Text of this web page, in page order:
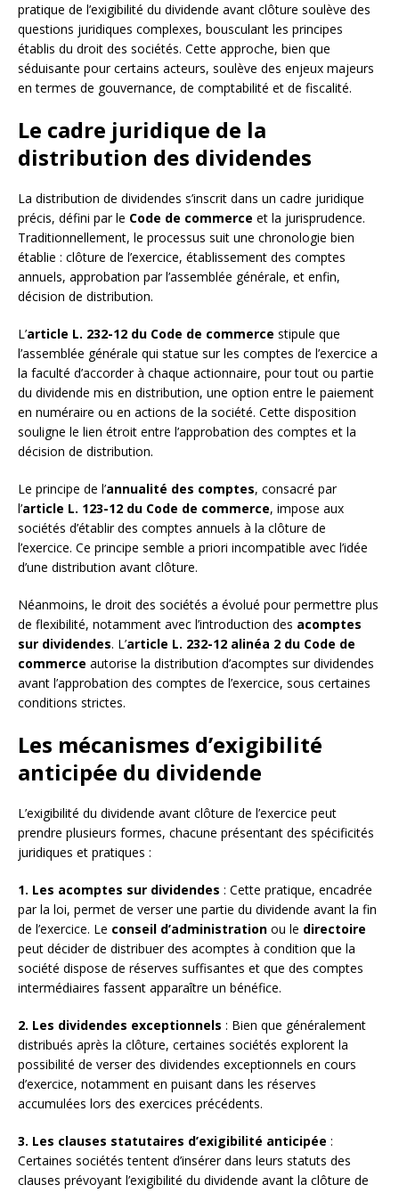
pratique de l’exigibilité du dividende avant clôture soulève des
questions juridiques complexes, bousculant les principes
établis du droit des sociétés. Cette approche, bien que
séduisante pour certains acteurs, soulève des enjeux majeurs
en termes de gouvernance, de comptabilité et de fiscalité.
Le cadre juridique de la
distribution des dividendes
La distribution de dividendes s’inscrit dans un cadre juridique
précis, défini par le Code de commerce et la jurisprudence.
Traditionnellement, le processus suit une chronologie bien
établie : clôture de l’exercice, établissement des comptes
annuels, approbation par l’assemblée générale, et enfin,
décision de distribution.
L’article L. 232-12 du Code de commerce stipule que
l’assemblée générale qui statue sur les comptes de l’exercice a
la faculté d’accorder à chaque actionnaire, pour tout ou partie
du dividende mis en distribution, une option entre le paiement
en numéraire ou en actions de la société. Cette disposition
souligne le lien étroit entre l’approbation des comptes et la
décision de distribution.
Le principe de l’annualité des comptes, consacré par
l’article L. 123-12 du Code de commerce, impose aux
sociétés d’établir des comptes annuels à la clôture de
l’exercice. Ce principe semble a priori incompatible avec l’idée
d’une distribution avant clôture.
Néanmoins, le droit des sociétés a évolué pour permettre plus
de flexibilité, notamment avec l’introduction des acomptes
sur dividendes. L’article L. 232-12 alinéa 2 du Code de
commerce autorise la distribution d’acomptes sur dividendes
avant l’approbation des comptes de l’exercice, sous certaines
conditions strictes.
Les mécanismes d’exigibilité
anticipée du dividende
L’exigibilité du dividende avant clôture de l’exercice peut
prendre plusieurs formes, chacune présentant des spécificités
juridiques et pratiques :
1. Les acomptes sur dividendes : Cette pratique, encadrée
par la loi, permet de verser une partie du dividende avant la fin
de l’exercice. Le conseil d’administration ou le directoire
peut décider de distribuer des acomptes à condition que la
société dispose de réserves suffisantes et que des comptes
intermédiaires fassent apparaître un bénéfice.
2. Les dividendes exceptionnels : Bien que généralement
distribués après la clôture, certaines sociétés explorent la
possibilité de verser des dividendes exceptionnels en cours
d’exercice, notamment en puisant dans les réserves
accumulées lors des exercices précédents.
3. Les clauses statutaires d’exigibilité anticipée :
Certaines sociétés tentent d’insérer dans leurs statuts des
clauses prévoyant l’exigibilité du dividende avant la clôture de